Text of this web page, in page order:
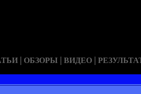
| ОБЗОРЫ | ВИДЕО |